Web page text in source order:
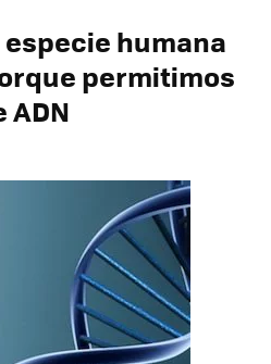
humana
permitimos
ADN